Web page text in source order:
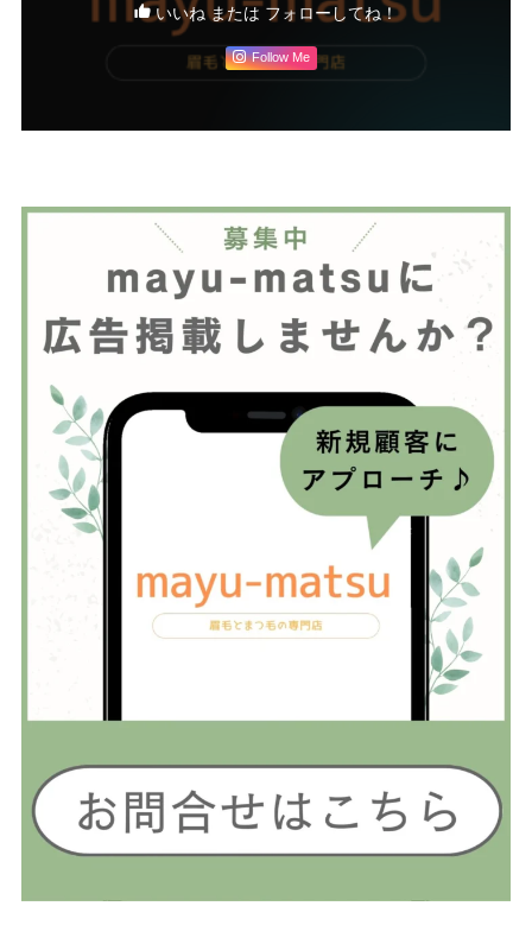
いいね または フォローしてね！
Follow Me